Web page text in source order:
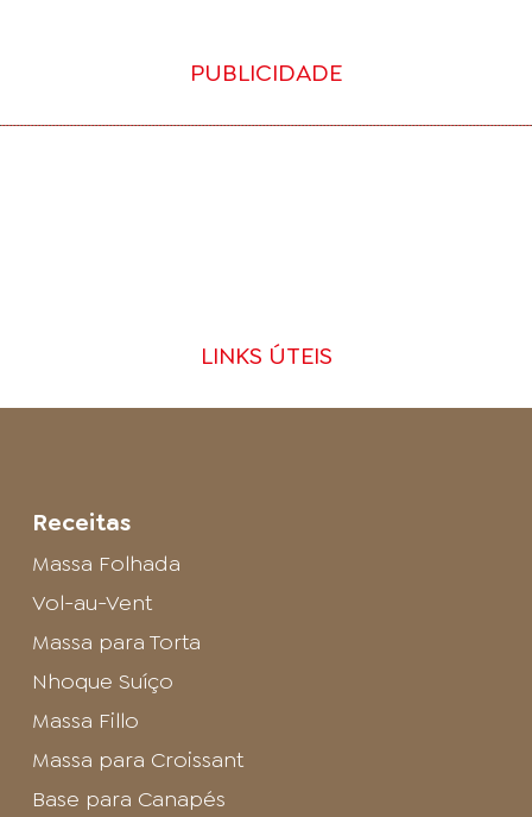
PUBLICIDADE
LINKS ÚTEIS
Receitas
Massa Folhada
Vol-au-Vent
Massa para Torta
Nhoque Suíço
Massa Fillo
Massa para Croissant
Base para Canapés